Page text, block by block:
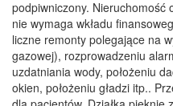
podpiwniczony. Nieruchomość
nie wymaga wkładu
liczne remonty polegające na
gazowej), rozprowadzeniu
uzdatniania wody, położeniu
okien, położeniu gładzi itp..